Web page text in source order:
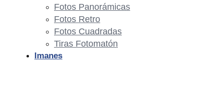
Fotos Panorámicas
Fotos Retro
Fotos Cuadradas
Tiras Fotomatón
Imanes